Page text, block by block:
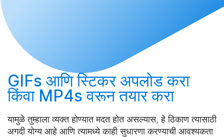
GIFs आणि स्टिकर अपलोड करा
किंवा MP4s वरूनतयार करा
यामुळे तुम्हाला व्यक्त होण्यात मदत होत असल्यास, हे ठिकाण त्यासाठी
अगदी योग्य आहे आणि त्यामध्ये काही सुधारणा करण्याची आवश्यकता